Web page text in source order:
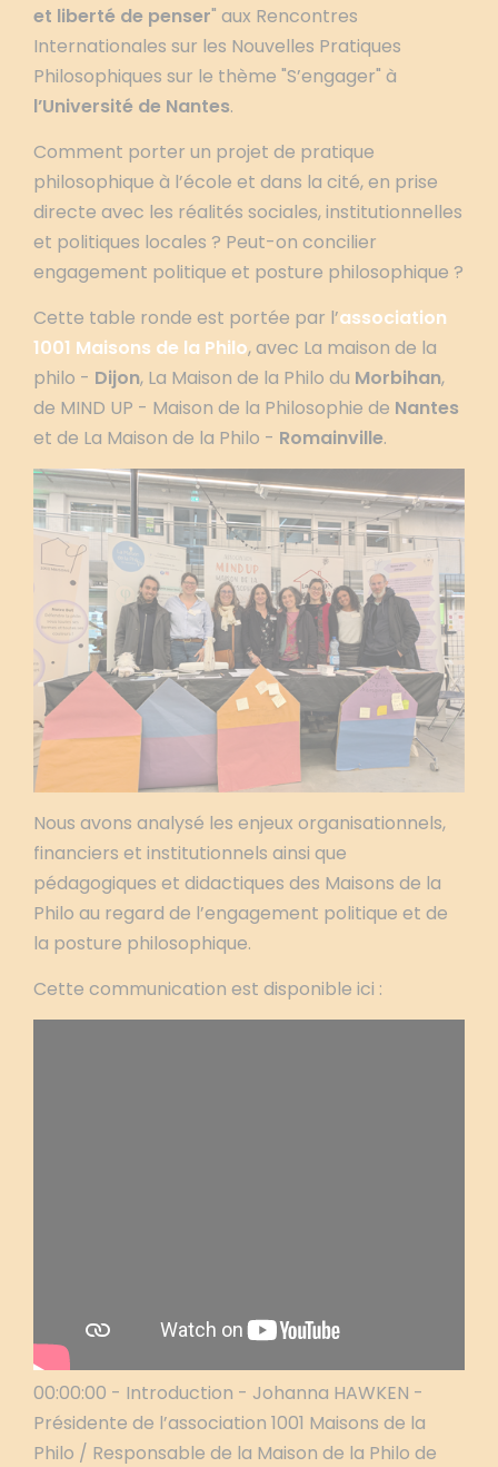
et liberté de penser" aux Rencontres
Internationales sur les Nouvelles Pratiques
Philosophiques sur le thème "S’engager" à
l’Université de Nantes.
Comment porter un projet de pratique
philosophique à l’école et dans la cité, en prise
directe avec les réalités sociales, institutionnelles
et politiques locales ? Peut-on concilier
engagement politique et posture philosophique ?
Cette table ronde est portée par l’association
1001 Maisons de la Philo, avec La maison de la
philo - Dijon, La Maison de la Philo du Morbihan,
de MIND UP - Maison de la Philosophie de Nantes
et de La Maison de la Philo - Romainville.
Nous avons analysé les enjeux organisationnels,
financiers et institutionnels ainsi que
pédagogiques et didactiques des Maisons de la
Philo au regard de l’engagement politique et de
la posture philosophique.
Cette communication est disponible ici :
00:00:00 - Introduction - Johanna HAWKEN -
Présidente de l’association 1001 Maisons de la
Philo / Responsable de la Maison de la Philo de